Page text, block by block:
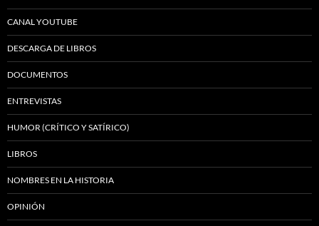
CANAL YOUTUBE
DESCARGA DE LIBROS
DOCUMENTOS
ENTREVISTAS
HUMOR (CRÍTICO Y SATÍRICO)
LIBROS
NOMBRES EN LA HISTORIA
OPINIÓN